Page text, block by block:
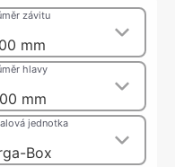
mm
závitu
mm
hlavy
Box
jednotka